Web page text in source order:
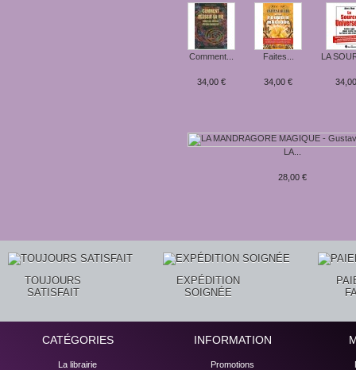
Comment...
34,00 €
Faites...
34,00 €
LA
LA...
28,00 €
TOUJOURS
SATISFAIT
EXPÉDITION
SOIGNÉE
CATÉGORIES
La librairie
INFORMATION
Promotions